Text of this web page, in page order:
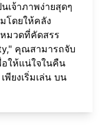
เจ้าภาพง่ายสุดๆ
โดยให้คลัง
มวดที่คัดสรร
คุณสามารถจับ
ให้แน่ใจในคืน
พียงเริ่มเล่น บน